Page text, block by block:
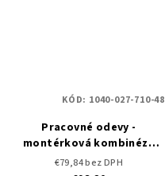
Pracovné odevy -
montérková kombinéza
CXS STRETCH
€79,84 bez DPH
KÓD: 1040-027-710-48